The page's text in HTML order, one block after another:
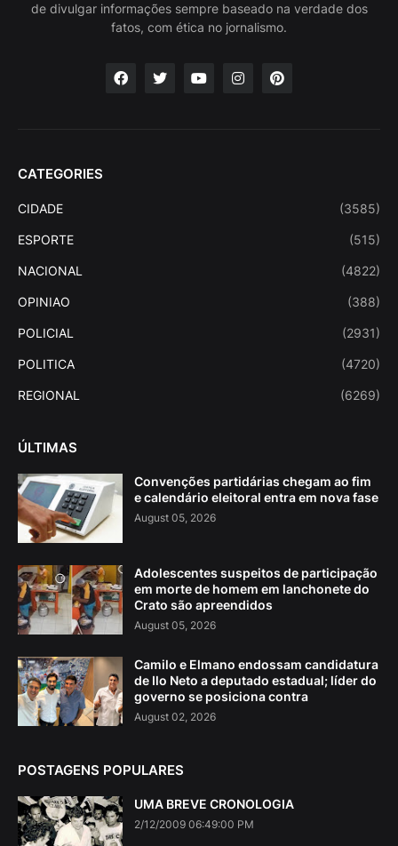
de divulgar informações sempre baseado na verdade dos
fatos, com ética no jornalismo.
CATEGORIES
CIDADE (3585)
ESPORTE (515)
NACIONAL (4822)
OPINIAO (388)
POLICIAL (2931)
POLITICA (4720)
REGIONAL (6269)
ÚLTIMAS
Convenções partidárias chegam ao fim
e calendário eleitoral entra em nova fase
August 05, 2026
Adolescentes suspeitos de participação
em morte de homem em lanchonete do
Crato são apreendidos
August 05, 2026
Camilo e Elmano endossam candidatura
de Ilo Neto a deputado estadual; líder do
governo se posiciona contra
August 02, 2026
POSTAGENS POPULARES
UMA BREVE CRONOLOGIA
2/12/2009 06:49:00 PM